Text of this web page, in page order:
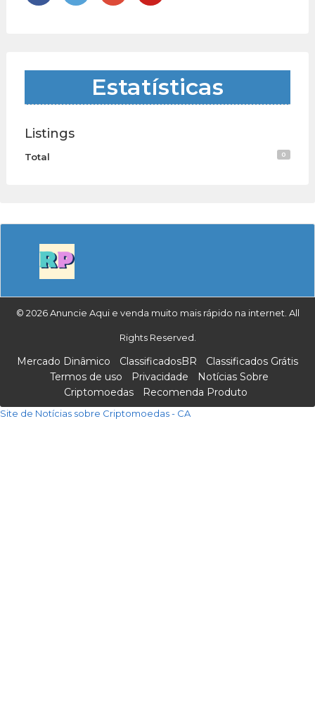
Estatísticas
Listings
Total 0
© 2026 Anuncie Aqui e venda muito mais rápido na internet. All
Rights Reserved.
Mercado Dinâmico ClassificadosBR
Classificados Grátis
Termos de uso
Privacidade
Notícias Sobre
Criptomoedas
Recomenda Produto
Site de Notícias sobre Criptomoedas - CA